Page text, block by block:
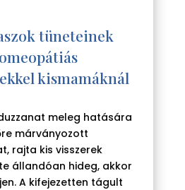
tüneteinek
kismamáknál
meleg hatására
márványozott
rajta kis visszerek
állandóan hideg, akkor
A kifejezetten tágult